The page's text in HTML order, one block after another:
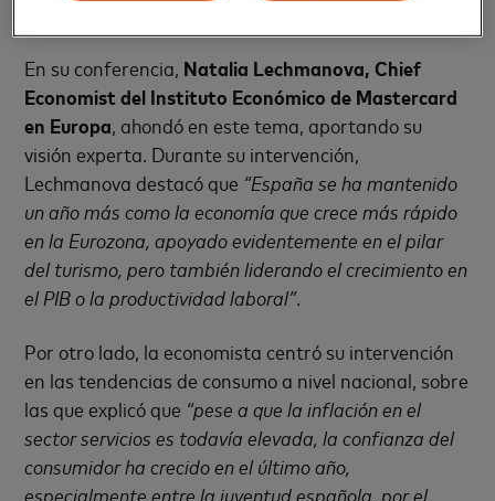
En su conferencia, Natalia Lechmanova, Chief
Economist del Instituto Económico de Mastercard
en Europa, ahondó en este tema, aportando su
visión experta. Durante su intervención,
Lechmanova destacó que “España se ha mantenido
un año más como la economía que crece más rápido
en la Eurozona, apoyado evidentemente en el pilar
del turismo, pero también liderando el crecimiento en
el PIB o la productividad laboral”.
Por otro lado, la economista centró su intervención
en las tendencias de consumo a nivel nacional, sobre
las que explicó que “pese a que la inflación en el
sector servicios es todavía elevada, la confianza del
consumidor ha crecido en el último año,
especialmente entre la juventud española, por el